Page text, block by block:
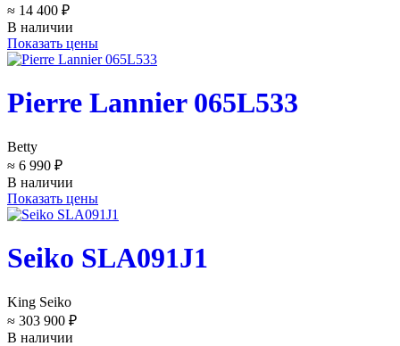
≈ 14 400 ₽
В наличии
Показать цены
Pierre Lannier 065L533
Betty
≈ 6 990 ₽
В наличии
Показать цены
Seiko SLA091J1
King Seiko
≈ 303 900 ₽
В наличии